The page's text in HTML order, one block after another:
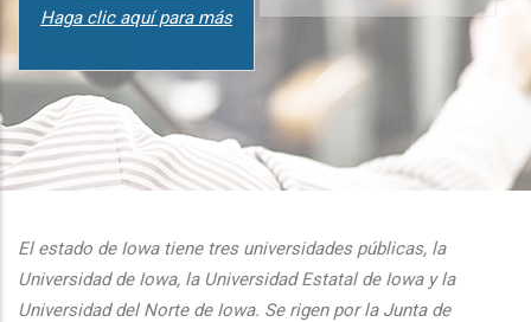
actions
Haga clic aquí para más
El estado de Iowa tiene tres universidades públicas, la
Universidad de Iowa, la Universidad Estatal de Iowa y la
Universidad del Norte de Iowa. Se rigen por la Junta de